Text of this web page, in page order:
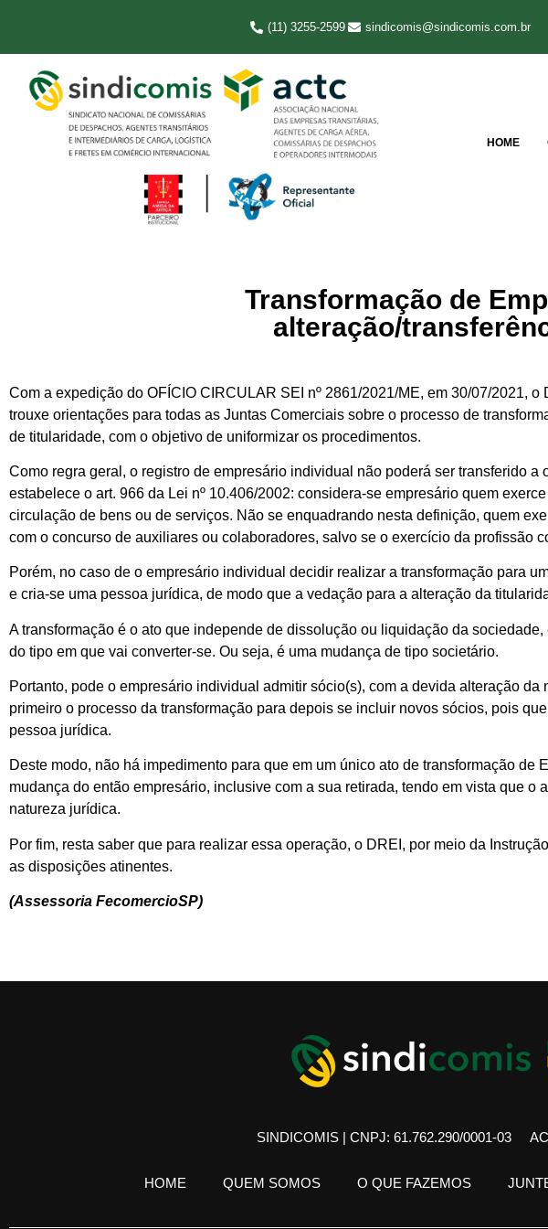
(11) 3255-2599 sindicomis@sindicomis.com.br
HOME
Transformação de
alteração/
Com a expedição do OFÍCIO CIRCULAR SEI nº 2861/2021/ME, em 30/07/2021,
trouxe orientações para todas as Juntas Comerciais sobre o processo de
de titularidade, com o objetivo de uniformizar os procedimentos.
Como regra geral, o registro de empresário individual não poderá ser transferido
estabelece o art. 966 da Lei nº 10.406/2002: considera-se empresário quem
circulação de bens ou de serviços. Não se enquadrando nesta definição, quem
com o concurso de auxiliares ou colaboradores, salvo se o exercício da profissão
Porém, no caso de o empresário individual decidir realizar a transformação para
e cria-se uma pessoa jurídica, de modo que a vedação para a alteração da
A transformação é o ato que independe de dissolução ou liquidação da
do tipo em que vai converter-se. Ou seja, é uma mudança de tipo societário.
Portanto, pode o empresário individual admitir sócio(s), com a devida alteração
primeiro o processo da transformação para depois se incluir novos sócios, pois
pessoa jurídica.
Deste modo, não há impedimento para que em um único ato de transformação
mudança do então empresário, inclusive com a sua retirada, tendo em vista que
natureza jurídica.
Por fim, resta saber que para realizar essa operação, o DREI, por meio da
as disposições atinentes.
(Assessoria FecomercioSP)
SINDICOMIS | CNPJ: 61.762.290/0001-03
HOME QUEM SOMOS O QUE FAZEMOS